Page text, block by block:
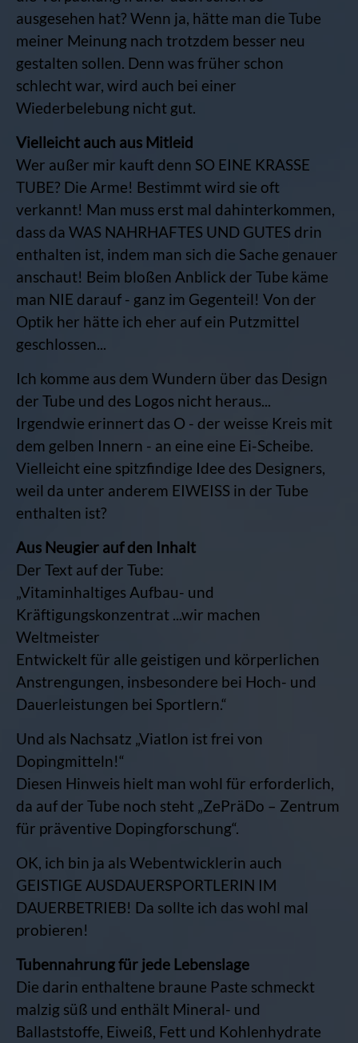
ausgesehen hat? Wenn ja, hätte man die Tube
meiner Meinung nach trotzdem besser neu
gestalten sollen. Denn was früher schon
schlecht war, wird auch bei einer
Wiederbelebung nicht gut.
Vielleicht auch aus Mitleid
Wer außer mir kauft denn SO EINE KRASSE
TUBE? Die Arme! Bestimmt wird sie oft
verkannt! Man muss erst mal dahinterkommen,
dass da WAS NAHRHAFTES UND GUTES drin
enthalten ist, indem man sich die Sache genauer
anschaut! Beim bloßen Anblick der Tube käme
man NIE darauf - ganz im Gegenteil! Von der
Optik her hätte ich eher auf ein Putzmittel
geschlossen...
Ich komme aus dem Wundern über das Design
der Tube und des Logos nicht heraus...
Irgendwie erinnert das O - der weisse Kreis mit
dem gelben Innern - an eine eine Ei-Scheibe.
Vielleicht eine spitzfindige Idee des Designers,
weil da unter anderem EIWEISS in der Tube
enthalten ist?
Aus Neugier auf den Inhalt
Der Text auf der Tube:
„Vitaminhaltiges Aufbau- und
Kräftigungskonzentrat ...wir machen
Weltmeister
Entwickelt für alle geistigen und körperlichen
Anstrengungen, insbesondere bei Hoch- und
Dauerleistungen bei Sportlern.“
Und als Nachsatz „Viatlon ist frei von
Dopingmitteln!“
Diesen Hinweis hielt man wohl für erforderlich,
da auf der Tube noch steht „ZePräDo – Zentrum
für präventive Dopingforschung“.
OK, ich bin ja als Webentwicklerin auch
GEISTIGE AUSDAUERSPORTLERIN IM
DAUERBETRIEB! Da sollte ich das wohl mal
probieren!
Tubennahrung für jede Lebenslage
Die darin enthaltene braune Paste schmeckt
malzig süß und enthält Mineral- und
Ballaststoffe, Eiweiß, Fett und Kohlenhydrate